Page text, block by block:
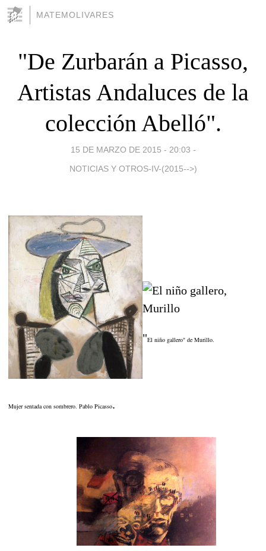
MATEMOLIVARES
"De Zurbarán a Picasso,
Artistas Andaluces de la
colección Abelló".
15 DE MARZO DE 2015 - 20:03 -
NOTICIAS Y OTROS-IV-(2015-->)
Mujer sentada con sombrero. Pablo Picasso.
"El niño gallero" de Murillo.